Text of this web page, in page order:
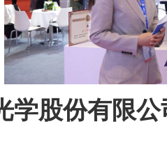
学股份有限公